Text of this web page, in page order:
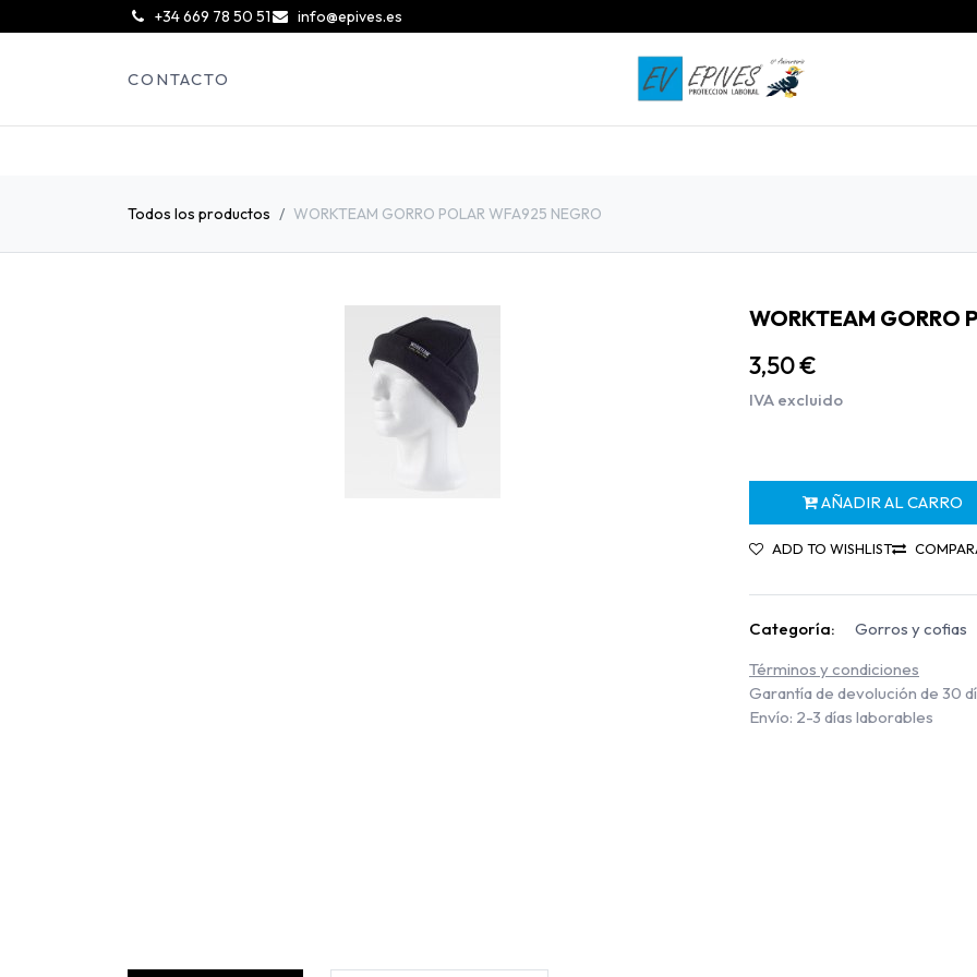
+34 669 78 50 51 info@epives.es
CONTACTO
Todos los productos WORKTEAM GORRO POLAR WFA925 NEGRO
WORKTEAM GORRO
3,50€
IVA excluido
AÑADIR AL CARRO
ADD TO WISHLIST
Categoría:
Gorros y cofias
Términos y condiciones
Garantía de devolución de 30
Envío: 2-3 días laborables